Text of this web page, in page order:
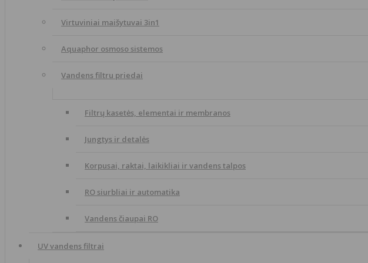
Virtuviniai maišytuvai 3in1
Aquaphor osmoso sistemos
Vandens filtru priedai
Filtrų kasetės, elementai ir membranos
Jungtys ir detalės
Korpusai, raktai, laikikliai ir vandens talpos
RO siurbliai ir automatika
Vandens čiaupai RO
UV vandens filtrai